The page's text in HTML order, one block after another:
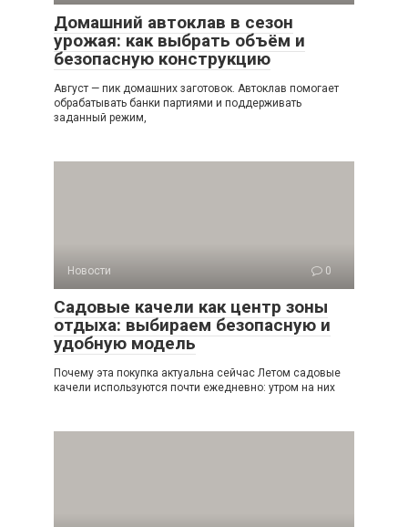
Домашний автоклав в сезон
урожая: как выбрать объём и
безопасную конструкцию
Август — пик домашних заготовок. Автоклав помогает
обрабатывать банки партиями и поддерживать
заданный режим,
Новости 0
Садовые качели как центр зоны
отдыха: выбираем безопасную и
удобную модель
Почему эта покупка актуальна сейчас Летом садовые
качели используются почти ежедневно: утром на них